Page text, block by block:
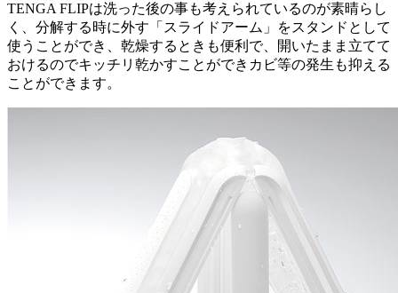
TENGA FLIPは洗った後の事も考えられているのが素晴らし
く、分解する時に外す「スライドアーム」をスタンドとして
使うことができ、乾燥するときも便利で、開いたまま立てて
おけるのでキッチリ乾かすことができカビ等の発生も抑える
ことができます。